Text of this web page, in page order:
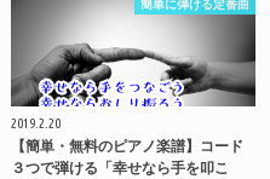
簡単に弾ける定番曲
2019.2.20
【簡単・無料のピアノ楽譜】コード
３つで弾ける「幸せなら手を叩こ